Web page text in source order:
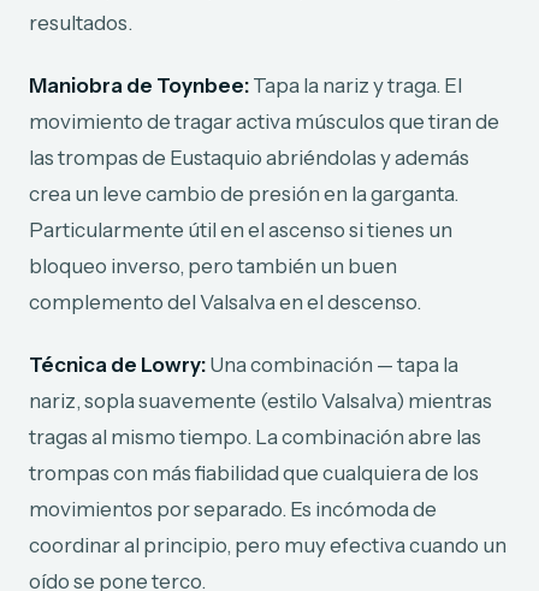
resultados.
Maniobra de Toynbee: Tapa la nariz y traga. El
movimiento de tragar activa músculos que tiran de
las trompas de Eustaquio abriéndolas y además
crea un leve cambio de presión en la garganta.
Particularmente útil en el ascenso si tienes un
bloqueo inverso, pero también un buen
complemento del Valsalva en el descenso.
Técnica de Lowry: Una combinación — tapa la
nariz, sopla suavemente (estilo Valsalva) mientras
tragas al mismo tiempo. La combinación abre las
trompas con más fiabilidad que cualquiera de los
movimientos por separado. Es incómoda de
coordinar al principio, pero muy efectiva cuando un
oído se pone terco.